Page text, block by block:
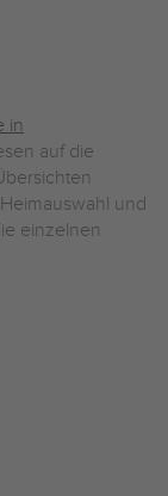
in
auf die
und
einzelnen